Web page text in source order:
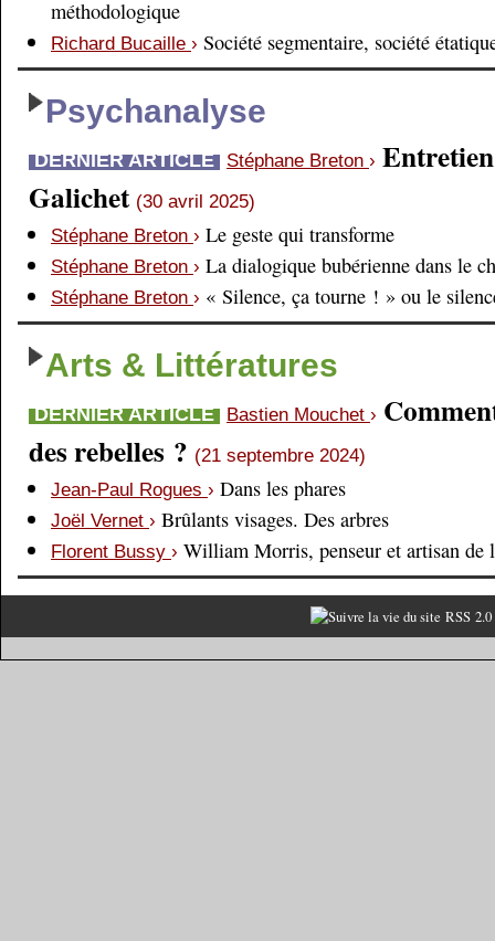
méthodologique
Richard Bucaille › Société segmentaire, société
Psychanalyse
DERNIER ARTICLE Stéphane Breton ›
Galichet (30 avril 2025)
Stéphane Breton › Le geste qui transforme
Stéphane Breton › La dialogique bubérienne dans le
Stéphane Breton › « Silence, ça tourne ! » ou le
Arts & Littératures
DERNIER ARTICLE Bastien Mouchet ›
des rebelles ? (21 septembre 2024)
Jean-Paul Rogues › Dans les phares
Joël Vernet › Brûlants visages. Des arbres
Florent Bussy › William Morris, penseur et artisan de
RSS 2.0